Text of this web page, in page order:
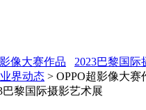
像大赛作品
2023巴黎国际
业界动态 > OPPO超影像大